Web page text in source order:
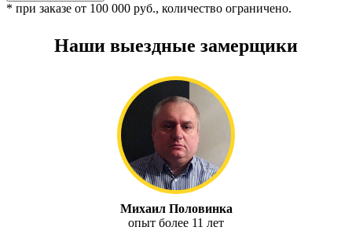
* при заказе от 100 000 руб., количество ограничено.
Наши выездные замерщики
Михаил Половинка
опыт более 11 лет